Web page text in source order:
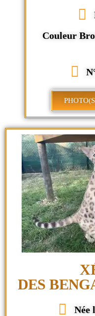
Couleur
DES
Née